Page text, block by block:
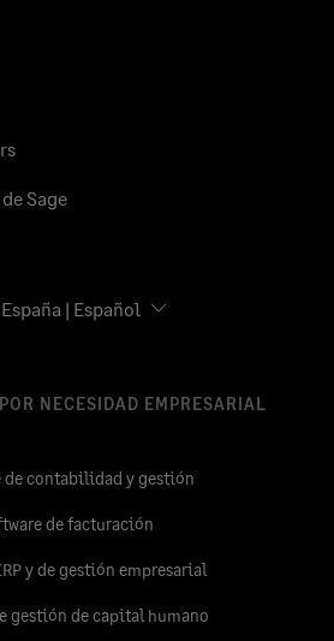
Sage
España | Español
NECESIDAD EMPRESARIAL
de contabilidad y gestión
de facturación
y de gestión empresarial
gestión de capital humano